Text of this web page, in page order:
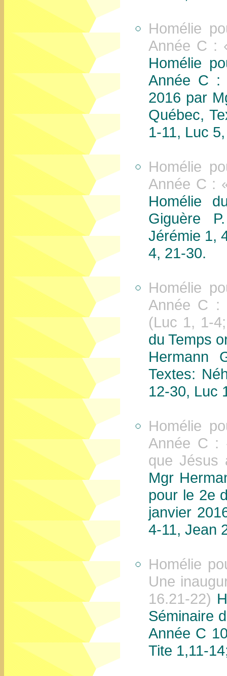
Homélie
Année C :
Homélie
Année C :
2016 par
Québec,
1-11, Luc
Homélie
Année C :
Homélie
Giguère
Jérémie 1,
4, 21-30.
Homélie
Année C :
(Luc 1, 1-
du Temps
Hermann
Textes:
12-30, Luc
Homélie
Année C :
que Jésus
Mgr
pour le 2e
janvier
4-11, Jean
Homélie
Une
16.21-22)
Séminaire
Année C
Tite 1,11-